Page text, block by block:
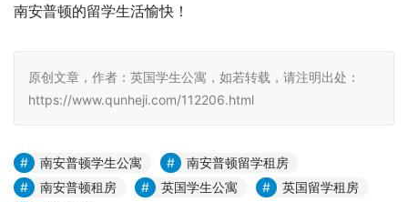
南安普顿的留学生活愉快！
原创文章，作者：英国学生公寓，如若转载，请注明出处：
https://www.qunheji.com/112206.html
南安普顿学生公寓
南安普顿留学租房
南安普顿租房
英国学生公寓
英国留学租房